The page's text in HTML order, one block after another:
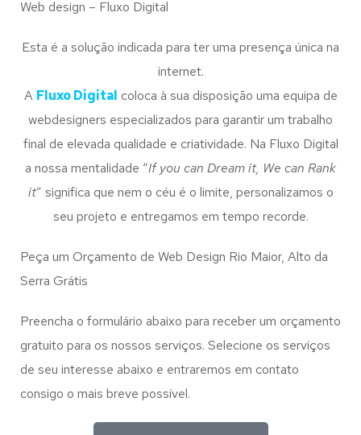
Web design – Fluxo Digital
Esta é a solução indicada para ter uma presença única na
internet.
A Fluxo Digital coloca à sua disposição uma equipa de
webdesigners especializados para garantir um trabalho
final de elevada qualidade e criatividade. Na Fluxo Digital
a nossa mentalidade “If you can Dream it, We can Rank
it” significa que nem o céu é o limite, personalizamos o
seu projeto e entregamos em tempo recorde.
Peça um Orçamento de Web Design Rio Maior, Alto da
Serra Grátis
Preencha o formulário abaixo para receber um orçamento
gratuito para os nossos serviços. Selecione os serviços
de seu interesse abaixo e entraremos em contato
consigo o mais breve possível.